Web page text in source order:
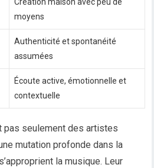
Création maison avec peu de
moyens
Authenticité et spontanéité
assumées
Écoute active, émotionnelle et
contextuelle
pas seulement des artistes
mutation profonde dans la
la musique. Leur